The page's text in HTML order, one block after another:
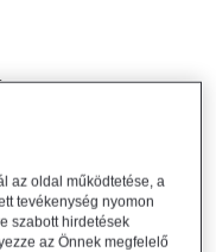
Alap
10.
az oldal működtetése, a
tevékenység nyomon
szabott hirdetések
az Önnek megfelelő